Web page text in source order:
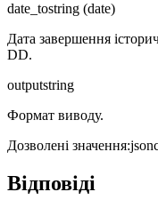
date_tostring (date)
Дата завершення
DD.
outputstring
Формат виводу.
Дозволені значення:json
Відповіді